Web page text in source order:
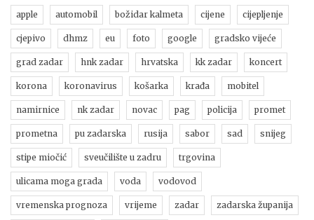
apple automobil božidar kalmeta cijene cijepljenje
cjepivo dhmz eu foto google gradsko vijeće
grad zadar hnk zadar hrvatska kk zadar koncert
korona koronavirus košarka krađa mobitel
namirnice nk zadar novac pag policija promet
prometna pu zadarska rusija sabor sad snijeg
stipe miočić sveučilište u zadru trgovina
ulicama moga grada voda vodovod
vremenska prognoza vrijeme zadar zadarska županija